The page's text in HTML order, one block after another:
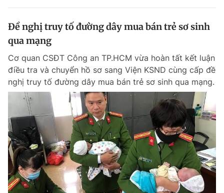
Đề nghị truy tố đường dây mua bán trẻ sơ sinh
qua mạng
Cơ quan CSĐT Công an TP.HCM vừa hoàn tất kết luận
điều tra và chuyển hồ sơ sang Viện KSND cùng cấp đề
nghị truy tố đường dây mua bán trẻ sơ sinh qua mạng.